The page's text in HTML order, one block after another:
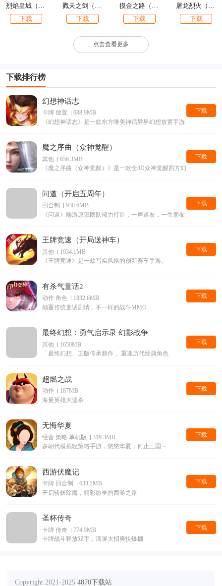
下载
下载
下载
下载
点击查看更多
下载排行榜
幻想神话志
卡牌 放置
688.9MB
《幻想神话志》是一款东方唯美神话异界幻想放置手游。
下载
魔之序曲（众神觉醒）
其他
656.3MB
《魔之序曲（众神觉醒）》是一款全3D众神觉醒西方幻想手游。
下载
问道（开启五周年）
回合制
930.6MB
《问道》端游原班团队倾力打造，一声道友，一生朋友
下载
王牌竞速（开局送神车）
其他
1934.1MB
《王牌竞速》是一款写实风格的创新赛车手游。
下载
有杀气童话2
动作 角色
1832.6MB
颠覆传统童话剧情，不一样的战斗MMO
下载
最终幻想：勇气启示录 幻影战争
其他
1650MB
「最终幻想」正版传承新作， 重逄历代经典角色
下载
超燃之战
动作
187MB
海量英雄大逃杀
下载
无悔华夏
经营 策略 单机版
319.3MB
多朝代模拟轻策略手游，悠悠华夏，何止三国 ~
下载
西游伏魔记
卡牌 回合制
633.2MB
开启斩妖除魔，精彩纷呈的西游之路
下载
圣杯传奇
卡牌 传奇
774.9MB
卡牌战斗释放双手，满屏大招爽快爆棚
下载
Copyright 2021-2025 4870下载站